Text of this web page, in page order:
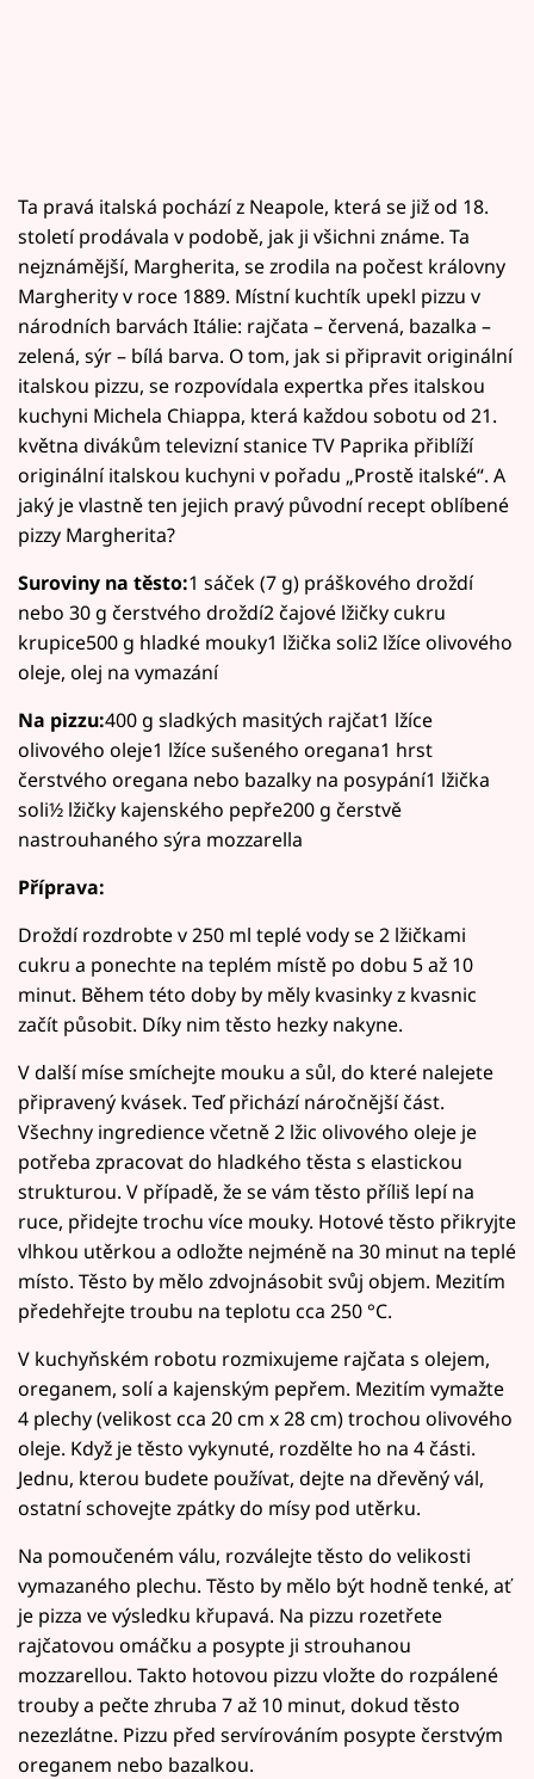
Ta pravá italská pochází z Neapole, která se již od 18.
století prodávala v podobě, jak ji všichni známe. Ta
nejznámější, Margherita, se zrodila na počest královny
Margherity v roce 1889. Místní kuchtík upekl pizzu v
národních barvách Itálie: rajčata – červená, bazalka –
zelená, sýr – bílá barva. O tom, jak si připravit originální
italskou pizzu, se rozpovídala expertka přes italskou
kuchyni Michela Chiappa, která každou sobotu od 21.
května divákům televizní stanice TV Paprika přiblíží
originální italskou kuchyni v pořadu „Prostě italské“. A
jaký je vlastně ten jejich pravý původní recept oblíbené
pizzy Margherita?
Suroviny na těsto:1 sáček (7 g) práškového droždí
nebo 30 g čerstvého droždí2 čajové lžičky cukru
krupice500 g hladké mouky1 lžička soli2 lžíce olivového
oleje, olej na vymazání
Na pizzu:400 g sladkých masitých rajčat1 lžíce
olivového oleje1 lžíce sušeného oregana1 hrst
čerstvého oregana nebo bazalky na posypání1 lžička
soli½ lžičky kajenského pepře200 g čerstvě
nastrouhaného sýra mozzarella
Příprava:
Droždí rozdrobte v 250 ml teplé vody se 2 lžičkami
cukru a ponechte na teplém místě po dobu 5 až 10
minut. Během této doby by měly kvasinky z kvasnic
začít působit. Díky nim těsto hezky nakyne.
V další míse smíchejte mouku a sůl, do které nalejete
připravený kvásek. Teď přichází náročnější část.
Všechny ingredience včetně 2 lžic olivového oleje je
potřeba zpracovat do hladkého těsta s elastickou
strukturou. V případě, že se vám těsto příliš lepí na
ruce, přidejte trochu více mouky. Hotové těsto přikryjte
vlhkou utěrkou a odložte nejméně na 30 minut na teplé
místo. Těsto by mělo zdvojnásobit svůj objem. Mezitím
předehřejte troubu na teplotu cca 250 °C.
V kuchyňském robotu rozmixujeme rajčata s olejem,
oreganem, solí a kajenským pepřem. Mezitím vymažte
4 plechy (velikost cca 20 cm x 28 cm) trochou olivového
oleje. Když je těsto vykynuté, rozdělte ho na 4 části.
Jednu, kterou budete používat, dejte na dřevěný vál,
ostatní schovejte zpátky do mísy pod utěrku.
Na pomoučeném válu, rozválejte těsto do velikosti
vymazaného plechu. Těsto by mělo být hodně tenké, ať
je pizza ve výsledku křupavá. Na pizzu rozetřete
rajčatovou omáčku a posypte ji strouhanou
mozzarellou. Takto hotovou pizzu vložte do rozpálené
trouby a pečte zhruba 7 až 10 minut, dokud těsto
nezezlátne. Pizzu před servírováním posypte čerstvým
oreganem nebo bazalkou.